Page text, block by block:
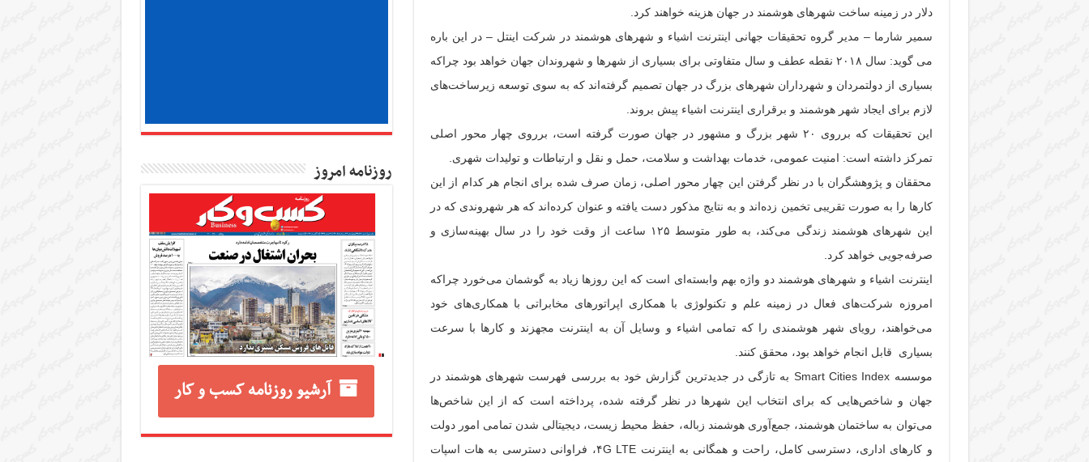
دلار در زمینه ساخت شهرهای هوشمند در جهان هزینه خواهند کرد.
سمیر شارما – مدیر گروه تحقیقات جهانی اینترنت اشیاء و شهرهای هوشمند در شرکت اینتل – در این باره
می گوید: سال ۲۰۱۸ نقطه عطف و سال متفاوتی برای بسیاری از شهرها و شهروندان جهان خواهد بود چراکه
بسیاری از دولتمردان و شهرداران شهرهای بزرگ در جهان تصمیم گرفته‌اند که به سوی توسعه زیرساخت‌های
لازم برای ایجاد شهر هوشمند و برقراری اینترنت اشیاء پیش بروند.
این تحقیقات که برروی ۲۰ شهر بزرگ و مشهور در جهان صورت گرفته است، برروی چهار محور اصلی
تمرکز داشته است: امنیت عمومی، خدمات بهداشت و سلامت، حمل و نقل و ارتباطات و تولیدات شهری.
محققان و پژوهشگران با در نظر گرفتن این چهار محور اصلی، زمان صرف شده برای انجام هر کدام از این
کارها را به صورت تقریبی تخمین زده‌اند و به نتایج مذکور دست یافته و عنوان کرده‌اند که هر شهروندی که در
این شهرهای هوشمند زندگی می‌کند، به طور متوسط ۱۲۵ ساعت از وقت خود را در سال بهینه‌سازی و
صرفه‌جویی خواهد کرد.
اینترنت اشیاء و شهرهای هوشمند دو واژه بهم وابسته‌ای است که این روزها زیاد به گوشمان می‌خورد چراکه
امروزه شرکت‌های فعال در زمینه علم و تکنولوژی با همکاری اپراتورهای مخابراتی با همکاری‌های خود
می‌خواهند، رویای شهر هوشمندی را که تمامی اشیاء و وسایل آن به اینترنت مجهزند و کارها با سرعت
بسیاری قابل انجام خواهد بود، محقق کنند.
موسسه Smart Cities Index به تازگی در جدیدترین گزارش خود به بررسی فهرست شهرهای هوشمند در
جهان و شاخص‌هایی که برای انتخاب این شهرها در نظر گرفته شده، پرداخته است که از این شاخص‌ها
می‌توان به ساختمان هوشمند، جمع‌آوری هوشمند زباله، حفظ محیط زیست، دیجیتالی شدن تمامی امور دولت
و کارهای اداری، دسترسی کامل، راحت و همگانی به اینترنت ۴G LTE، فراوانی دسترسی به هات اسپات
روزنامه امروز
آرشیو روزنامه کسب و کار